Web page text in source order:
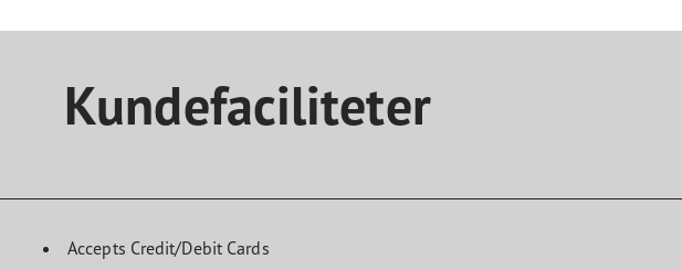
Kundefaciliteter
Accepts Credit/Debit Cards